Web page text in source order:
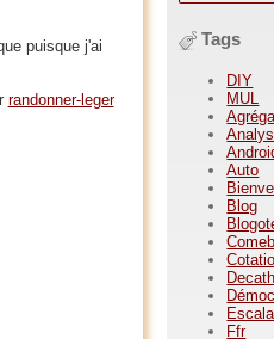
Tags
DIY
MUL
Auto
Blog
Ffr
puisque j'ai
randonner-leger